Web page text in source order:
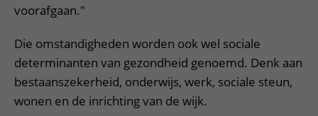
voorafgaan."
Die omstandigheden worden ook wel sociale
determinanten van gezondheid genoemd. Denk aan
bestaanszekerheid, onderwijs, werk, sociale steun,
wonen en de inrichting van de wijk.